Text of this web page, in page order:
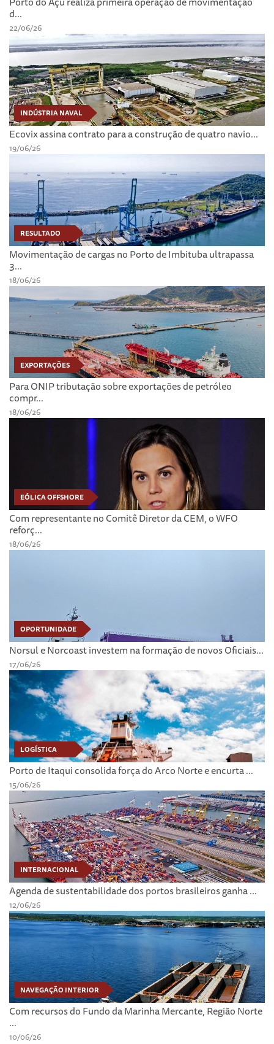
d...
22/06/26
INDÚSTRIA NAVAL
Ecovix assina contrato para a construção de quatro navio...
19/06/26
RESULTADO
Movimentação de cargas no Porto de Imbituba ultrapassa
3...
18/06/26
EXPORTAÇÕES
Para ONIP tributação sobre exportações de petróleo
compr...
18/06/26
EÓLICA OFFSHORE
Com representante no Comitê Diretor da CEM, o WFO
reforç...
18/06/26
OPORTUNIDADE
Norsul e Norcoast investem na formação de novos Oficiais...
17/06/26
LOGÍSTICA
Porto de Itaqui consolida força do Arco Norte e encurta ...
15/06/26
INTERNACIONAL
Agenda de sustentabilidade dos portos brasileiros ganha ...
12/06/26
NAVEGAÇÃO INTERIOR
Com recursos do Fundo da Marinha Mercante, Região Norte
...
10/06/26